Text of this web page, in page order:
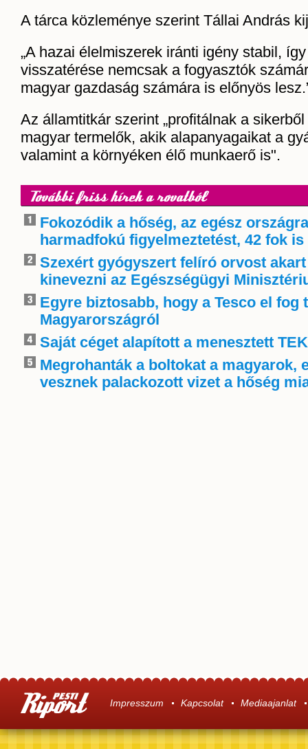
A tárca közleménye szerint Tállai András
„A hazai élelmiszerek iránti igény stabil,
visszatérése nemcsak a fogyasztók
magyar gazdaság számára is előnyös
Az államtitkár szerint „profitálnak a
magyar termelők, akik alapanyagaikat a
valamint a környéken élő munkaerő is".
További friss hírek a rovatból
Fokozódik a hőség, az egész
harmadfokú figyelmeztetést, 42 fok is
Szexért gyógyszert felíró orvost
kinevezni az Egészségügyi
Egyre biztosabb, hogy a Tesco el fog
Magyarországról
Saját céget alapított a menesztett
Megrohanták a boltokat a magyarok,
vesznek palackozott vizet a hőség
Impresszum Kapcsolat Mediaajanlat